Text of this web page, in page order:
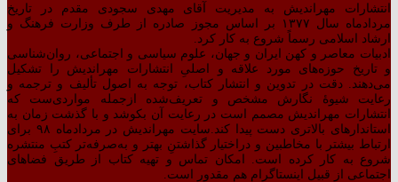
انتشارات مهراندیش به مدیریت آقای مهدی سجودی مقدم در تاریخ
مردادماه سال ۱۳۷۷ بر اساس مجوز صادره از طرف وزارت فرهنگ و
ارشاد اسلامی رسماً شروع به کار کرد.
ادبیات معاصر و کهن ایران و جهان، علوم سیاسی و اجتماعی، روان‌شناسی
و تاریخ حوزه‌های مورد علاقه و اصلیِ انتشارات مهراندیش را تشکیل
می‌دهند. دقت در تدوین و انتشار کتاب،‌ توجه به اصول تألیف و ترجمه و
رعایت شیوهٔ نگارش مشخص و تعریف‌شده ازجمله مواردی‌ست که
انتشارات مهراندیش مصمم است در رعایت آن بکوشد و با گذشت زمان به
استاندارهای بالاتری دست پیدا کند.سایت مهراندیش در مردادماه ۹۸ برای
ارتباط بیشتر با مخاطبین و دراختیار گذاشتنِ بهتر و به‌صرفه‌تر کتبِ منتشره
شروع به کار کرده است. امکان تماس و تهیه کتاب از طریق فضاهای
اجتماعی از قبیل اینستاگرام هم مقدور است.